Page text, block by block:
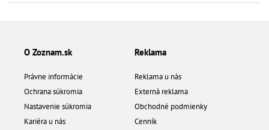
O Zoznam.sk
Právne informácie
Ochrana súkromia
Nastavenie súkromia
Kariéra u nás
Reklama
Reklama u nás
Externá reklama
Obchodné podmienky
Cenník